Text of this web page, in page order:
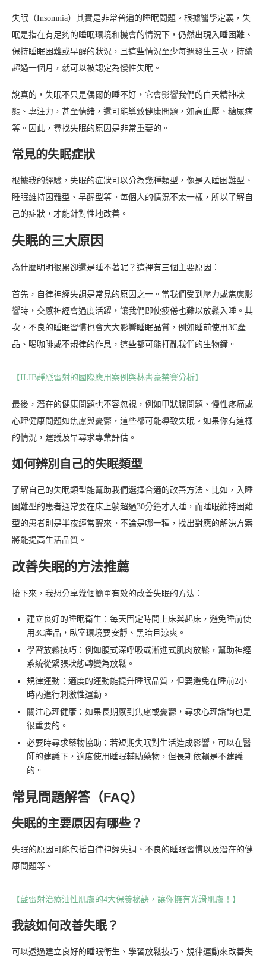
失眠（Insomnia）其實是非常普遍的睡眠問題。根據醫學定義，失
眠是指在有足夠的睡眠環境和機會的情況下，仍然出現入睡困難、
保持睡眠困難或早醒的狀況，且這些情況至少每週發生三次，持續
超過一個月，就可以被認定為慢性失眠。
說真的，失眠不只是偶爾的睡不好，它會影響我們的白天精神狀
態、專注力，甚至情緒，還可能導致健康問題，如高血壓、糖尿病
等。因此，尋找失眠的原因是非常重要的。
常見的失眠症狀
根據我的經驗，失眠的症狀可以分為幾種類型，像是入睡困難型、
睡眠維持困難型、早醒型等。每個人的情況不太一樣，所以了解自
己的症狀，才能針對性地改善。
失眠的三大原因
為什麼明明很累卻還是睡不著呢？這裡有三個主要原因：
首先，自律神經失調是常見的原因之一。當我們受到壓力或焦慮影
響時，交感神經會過度活躍，讓我們即使疲倦也難以放鬆入睡。其
次，不良的睡眠習慣也會大大影響睡眠品質，例如睡前使用3C產
品、喝咖啡或不規律的作息，這些都可能打亂我們的生物鐘。
【ILIB靜脈雷射的國際應用案例與林書豪禁賽分析】
最後，潛在的健康問題也不容忽視，例如甲狀腺問題、慢性疼痛或
心理健康問題如焦慮與憂鬱，這些都可能導致失眠。如果你有這樣
的情況，建議及早尋求專業評估。
如何辨別自己的失眠類型
了解自己的失眠類型能幫助我們選擇合適的改善方法。比如，入睡
困難型的患者通常要在床上躺超過30分鐘才入睡，而睡眠維持困難
型的患者則是半夜經常醒來。不論是哪一種，找出對應的解決方案
將能提高生活品質。
改善失眠的方法推薦
接下來，我想分享幾個簡單有效的改善失眠的方法：
建立良好的睡眠衛生：每天固定時間上床與起床，避免睡前使
用3C產品，臥室環境要安靜、黑暗且涼爽。
學習放鬆技巧：例如腹式深呼吸或漸進式肌肉放鬆，幫助神經
系統從緊張狀態轉變為放鬆。
規律運動：適度的運動能提升睡眠品質，但要避免在睡前2小
時內進行刺激性運動。
關注心理健康：如果長期感到焦慮或憂鬱，尋求心理諮詢也是
很重要的。
必要時尋求藥物協助：若短期失眠對生活造成影響，可以在醫
師的建議下，適度使用睡眠輔助藥物，但長期依賴是不建議
的。
常見問題解答（FAQ）
失眠的主要原因有哪些？
失眠的原因可能包括自律神經失調、不良的睡眠習慣以及潛在的健
康問題等。
【藍雷射治療油性肌膚的4大保養秘訣，讓你擁有光滑肌膚！】
我該如何改善失眠？
可以透過建立良好的睡眠衛生、學習放鬆技巧、規律運動來改善失